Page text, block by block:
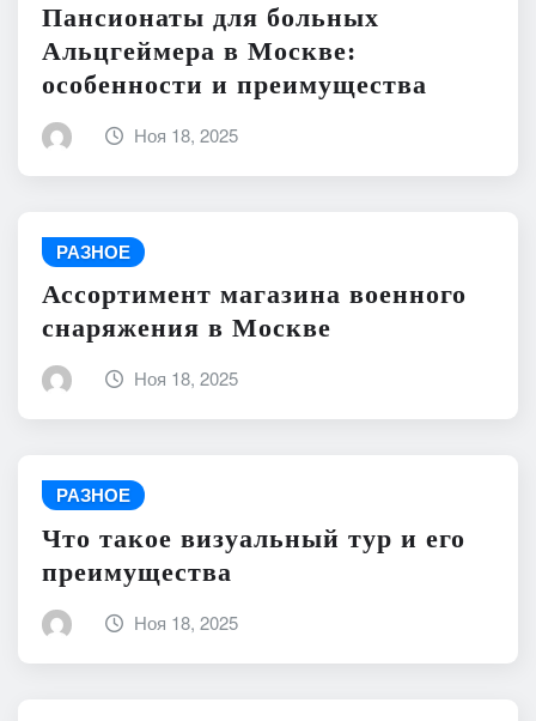
Пансионаты для больных
Альцгеймера в Москве:
особенности и преимущества
Ноя 18, 2025
РАЗНОЕ
Ассортимент магазина военного
снаряжения в Москве
Ноя 18, 2025
РАЗНОЕ
Что такое визуальный тур и его
преимущества
Ноя 18, 2025